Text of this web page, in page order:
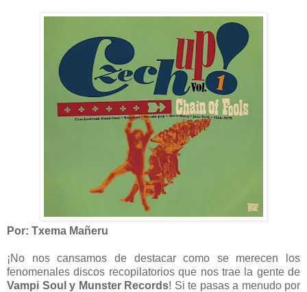
Por: Txema Mañeru
¡No nos cansamos de destacar como se merecen los
fenomenales discos recopilatorios que nos trae la gente de
Vampi Soul y Munster Records! Si te pasas a menudo por